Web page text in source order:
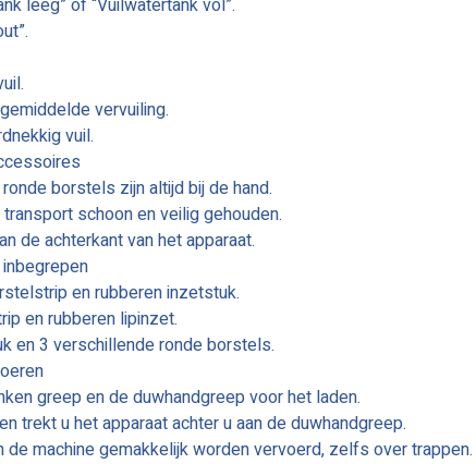
leeg” of “Vuilwatertank vol”.
vervuiling.
vuil.
borstels zijn altijd bij de hand.
schoon en veilig gehouden.
de achterkant van het apparaat.
en rubberen inzetstuk.
en rubberen lipinzet.
en 3 verschillende ronde borstels.
greep en de duwhandgreep voor het laden.
trekt u het apparaat achter u aan de duwhandgreep.
machine gemakkelijk worden vervoerd, zelfs over trappen.